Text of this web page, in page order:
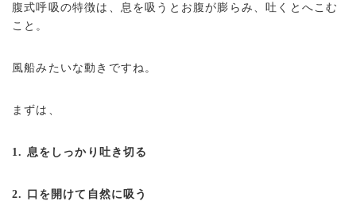
腹式呼吸の特徴は、息を吸うとお腹が膨らみ、吐くとへこむ
こと。
風船みたいな動きですね。
まずは、
1. 息をしっかり吐き切る
2. 口を開けて自然に吸う